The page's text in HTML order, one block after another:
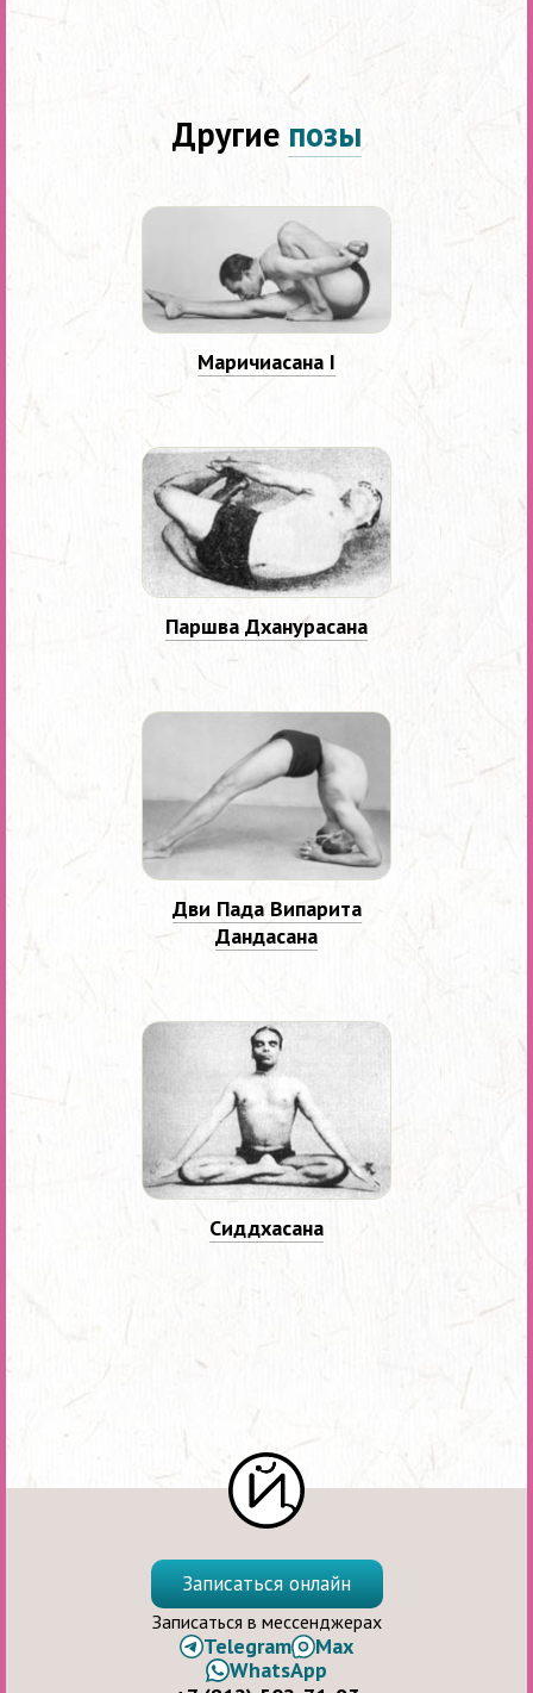
Другие позы
Маричиасана I
Паршва Дханурасана
Дви Пада Випарита
Дандасана
Сиддхасана
Записаться онлайн
Записаться в мессенджерах
Telegram
Max
WhatsApp